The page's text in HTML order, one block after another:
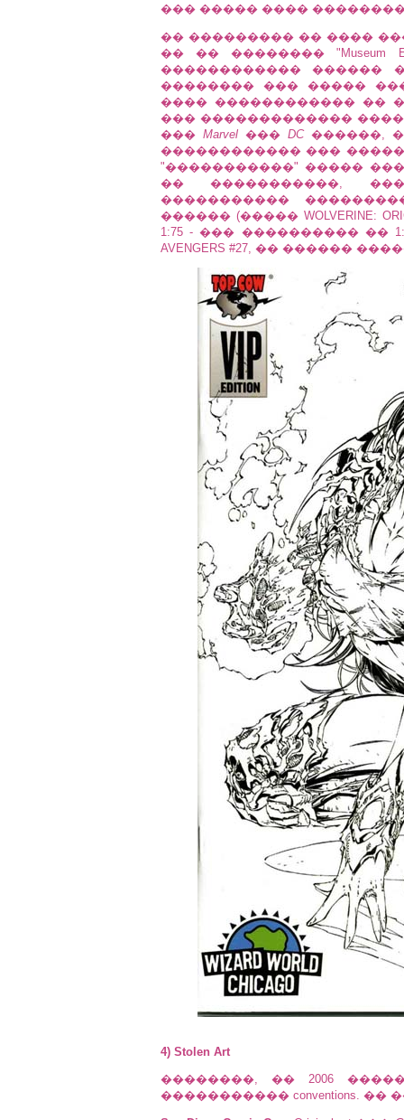
��� ����� ����
�� ��������� �� ����
�� �� �������� "Museum
������������ ������
�������� ��� �����
���� ������������ ��
��� ������������� ����
��� Marvel��� DC������,
������������ ���
"�����������" �����
�� �����������,
�����������
������ (����� WOLVERINE:
1:75 - ��� ���������� �� 1:100
AVENGERS #27, �� ������
4) Stolen Art
��������, �� 2006
����������� conventions.